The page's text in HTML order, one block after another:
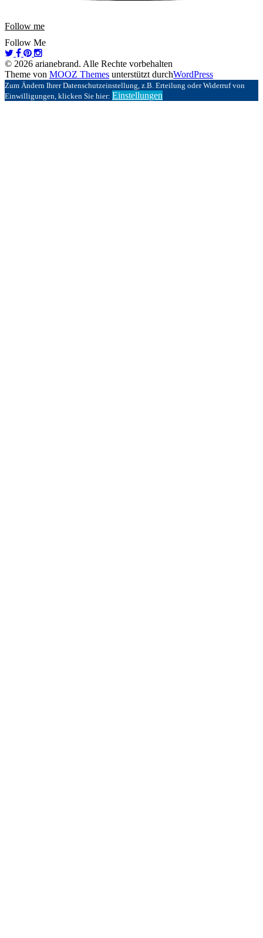
Follow me
Follow Me
© 2026 arianebrand. Alle Rechte vorbehalten
Theme von MOOZ Themes unterstützt durchWordPress
Zum Ändern Ihrer Datenschutzeinstellung, z.B. Erteilung oder Widerruf von
Einwilligungen, klicken Sie hier: Einstellungen